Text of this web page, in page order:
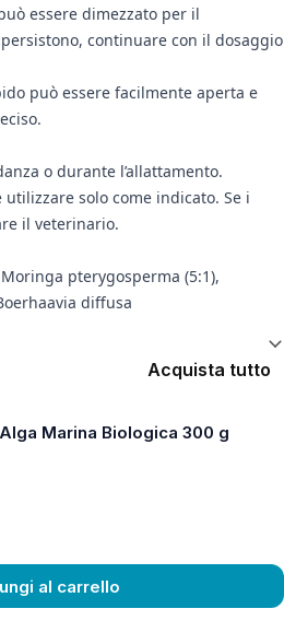
essere dimezzato per il
continuare con il dosaggio
può essere facilmente aperta e
o durante l’allattamento.
utilizzare solo come indicato. Se i
il veterinario.
pterygosperma (5:1),
diffusa
Acquista tutto
Marina Biologica 300 g
al carrello